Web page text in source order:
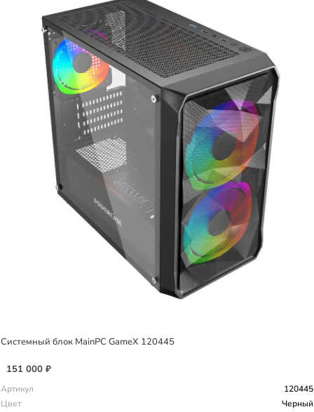
Системный блок MainPC GameX 120445
151 000 ₽
Артикул
120445
Цвет
Черный